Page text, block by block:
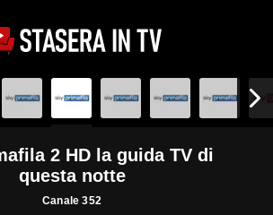
2 HD la guida TV di
questa notte
Canale 352